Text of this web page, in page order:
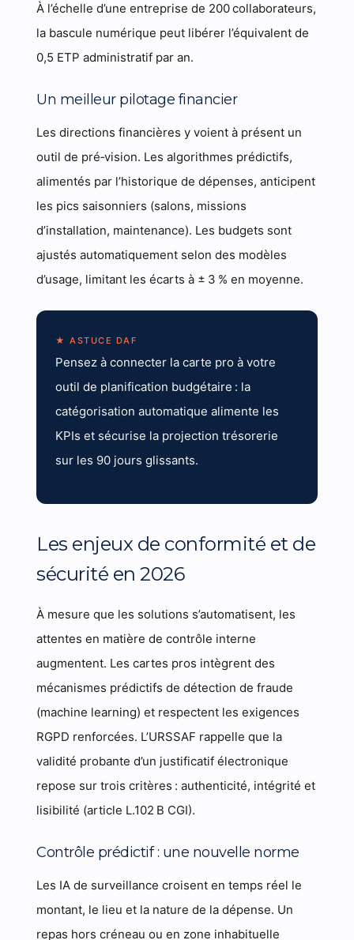
À l’échelle d’une entreprise de 200 collaborateurs,
la bascule numérique peut libérer l’équivalent de
0,5 ETP administratif par an.
Un meilleur pilotage financier
Les directions financières y voient à présent un
outil de pré‑vision. Les algorithmes prédictifs,
alimentés par l’historique de dépenses, anticipent
les pics saisonniers (salons, missions
d’installation, maintenance). Les budgets sont
ajustés automatiquement selon des modèles
d’usage, limitant les écarts à ± 3 % en moyenne.
★ ASTUCE DAF
Pensez à connecter la carte pro à votre
outil de planification budgétaire : la
catégorisation automatique alimente les
KPIs et sécurise la projection trésorerie
sur les 90 jours glissants.
Les enjeux de conformité et de
sécurité en 2026
À mesure que les solutions s’automatisent, les
attentes en matière de contrôle interne
augmentent. Les cartes pros intègrent des
mécanismes prédictifs de détection de fraude
(machine learning) et respectent les exigences
RGPD renforcées. L’URSSAF rappelle que la
validité probante d’un justificatif électronique
repose sur trois critères : authenticité, intégrité et
lisibilité (article L.102 B CGI).
Contrôle prédictif : une nouvelle norme
Les IA de surveillance croisent en temps réel le
montant, le lieu et la nature de la dépense. Un
repas hors créneau ou en zone inhabituelle